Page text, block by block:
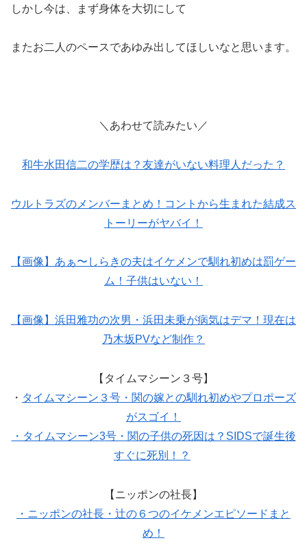
しかし今は、まず身体を大切にして
またお二人のペースであゆみ出してほしいなと思います。
＼あわせて読みたい／
和牛水田信二の学歴は？友達がいない料理人だった？
ウルトラズのメンバーまとめ！コントから生まれた結成ス
トーリーがヤバイ！
【画像】あぁ〜しらきの夫はイケメンで馴れ初めは罰ゲー
ム！子供はいない！
【画像】浜田雅功の次男・浜田未乗が病気はデマ！現在は
乃木坂PVなど制作？
【タイムマシーン３号】
・ タイムマシーン３号・関の嫁との馴れ初めやプロポーズ
がスゴイ！
・タイムマシーン3号・関の子供の死因は？ SIDSで誕生後
すぐに死別！？
【ニッポンの社長】
・ニッポンの社長・辻の６つのイケメンエピソードまと
め！